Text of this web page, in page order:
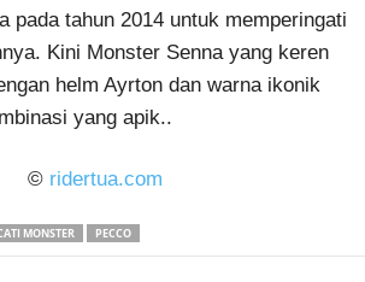
pada tahun 2014 untuk memperingati
Kini Monster Senna yang keren
helm Ayrton dan warna ikonik
yang apik..
© ridertua.com
MONSTER PECCO